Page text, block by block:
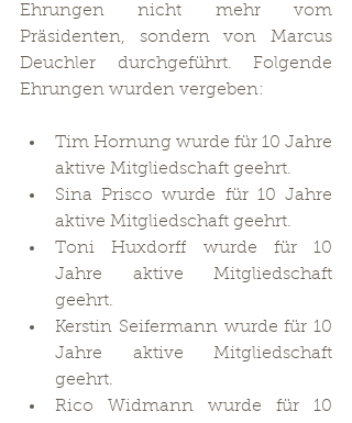
Ehrungen nicht mehr vom
Präsidenten, sondern von Marcus
Deuchler durchgeführt. Folgende
Ehrungen wurden vergeben:
Tim Hornung wurde für 10 Jahre
aktive Mitgliedschaft geehrt.
Sina Prisco wurde für 10 Jahre
aktive Mitgliedschaft geehrt.
Toni Huxdorff wurde für 10
Jahre aktive Mitgliedschaft
geehrt.
Kerstin Seifermann wurde für 10
Jahre aktive Mitgliedschaft
geehrt.
Rico Widmann wurde für 10